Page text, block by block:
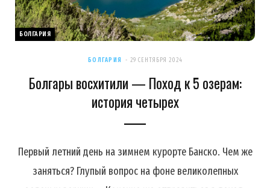
БОЛГАРИЯ
БОЛГАРИЯ 29 СЕНТЯБРЯ 2024
Болгары восхитили — Поход к 5 озерам:
история четырех
Первый летний день на зимнем курорте Банско. Чем же
заняться? Глупый вопрос на фоне великолепных